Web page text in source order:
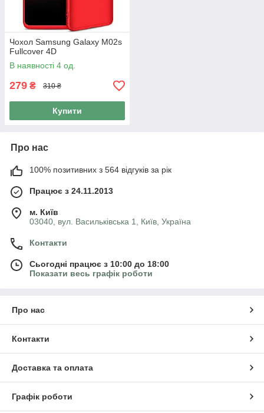
Чохол Samsung Galaxy M02s
Fullcover 4D
В наявності 4 од.
279 ₴ 310 ₴
Купити
Про нас
100% позитивних з 564 відгуків за рік
Працює з 24.11.2013
м. Київ
03040, вул. Васильківська 1, Київ, Україна
Контакти
Сьогодні працює з 10:00 до 18:00
Показати весь графік роботи
Про нас
Контакти
Доставка та оплата
Графік роботи